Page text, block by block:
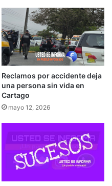
Reclamos por accidente deja
una persona sin vida en
Cartago
mayo 12, 2026